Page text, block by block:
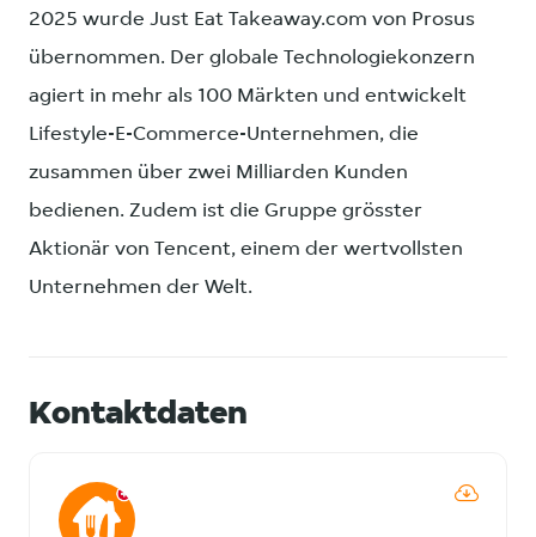
2025 wurde Just Eat Takeaway.com von Prosus
übernommen. Der globale Technologiekonzern
agiert in mehr als 100 Märkten und entwickelt
Lifestyle-E-Commerce-Unternehmen, die
zusammen über zwei Milliarden Kunden
bedienen. Zudem ist die Gruppe grösster
Aktionär von Tencent, einem der wertvollsten
Unternehmen der Welt.
Kontaktdaten